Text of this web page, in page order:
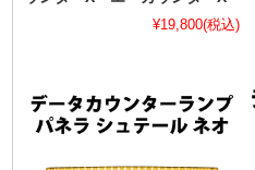
¥19,800(税込)